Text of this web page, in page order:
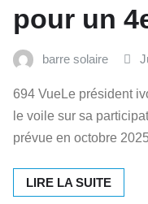
pour un
barre solaire
694 VueLe président
le voile sur sa
prévue en octobre
LIRE LA SUITE